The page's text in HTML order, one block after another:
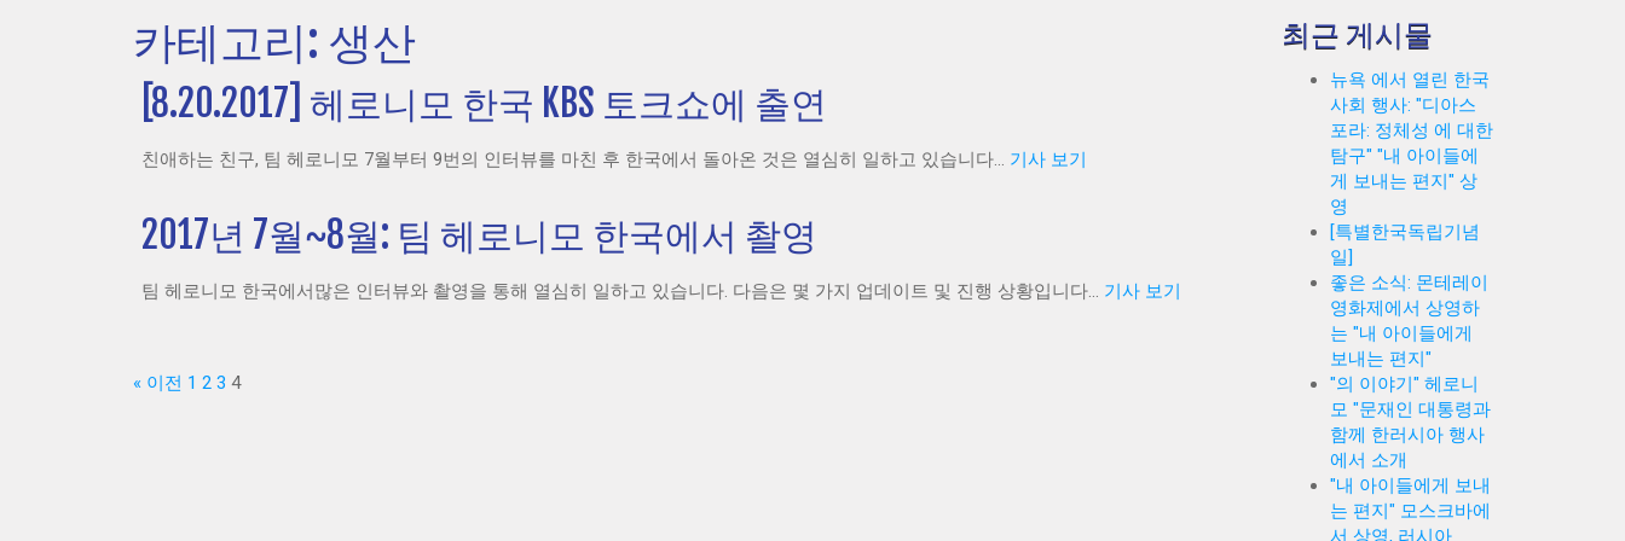
카테고리: 생산
[8.20.2017] 헤로니모 한국 KBS 토크쇼에 출연
친애하는 친구, 팀 헤로니모 7월부터 9번의 인터뷰를 마친 후 한국에서 돌아온 것은 열심히 일하고 있습니다... 기사 보기
2017년 7월~8월: 팀 헤로니모 한국에서 촬영
팀 헤로니모 한국에서많은 인터뷰와 촬영을 통해 열심히 일하고 있습니다. 다음은 몇 가지 업데이트 및 진행 상황입니다... 기사 보기
« 이전 1 2 3 4
최근 게시물
뉴욕 에서 열린 한국
사회 행사: "디아스
포라: 정체성 에 대한
탐구" "내 아이들에
게 보내는 편지" 상
영
[특별한국독립기념
일]
좋은 소식: 몬테레이
영화제에서 상영하
는 "내 아이들에게
보내는 편지"
"의 이야기" 헤로니
모 "문재인 대통령과
함께 한러시아 행사
에서 소개
"내 아이들에게 보내
는 편지" 모스크바에
서 상영, 러시아